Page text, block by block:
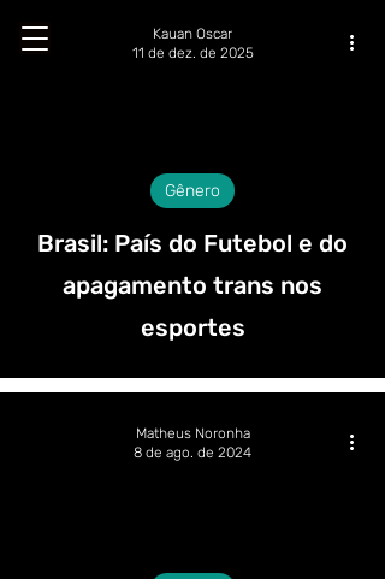
Brasil: País do Futebol e do
apagamento trans nos
esportes
Gênero
Kauan Oscar
11 de dez. de 2025
Matheus Noronha
8 de ago. de 2024